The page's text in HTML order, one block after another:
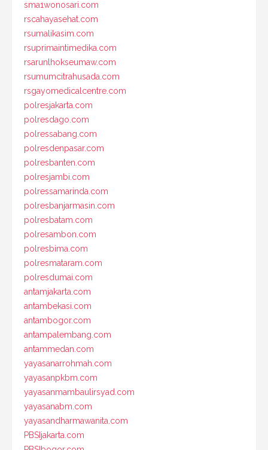
sma1wonosari.com
rscahayasehat.com
rsumalikasim.com
rsuprimaintimedika.com
rsarunlhokseumaw.com
rsumumcitrahusada.com
rsgayomedicalcentre.com
polresjakarta.com
polresdago.com
polressabang.com
polresdenpasar.com
polresbanten.com
polresjambi.com
polressamarinda.com
polresbanjarmasin.com
polresbatam.com
polresambon.com
polresbima.com
polresmataram.com
polresdumai.com
antamjakarta.com
antambekasi.com
antambogor.com
antampalembang.com
antammedan.com
yayasanarrohmah.com
yayasanpkbm.com
yayasanmambaulirsyad.com
yayasanabm.com
yayasandharmawanita.com
PBSIjakarta.com